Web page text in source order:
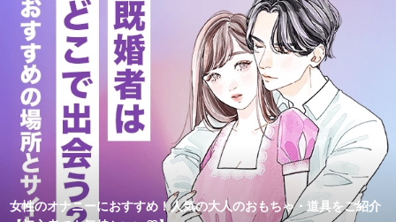
女性のオナニーにおすすめ！人気の大人のおもちゃ・道具をご紹介